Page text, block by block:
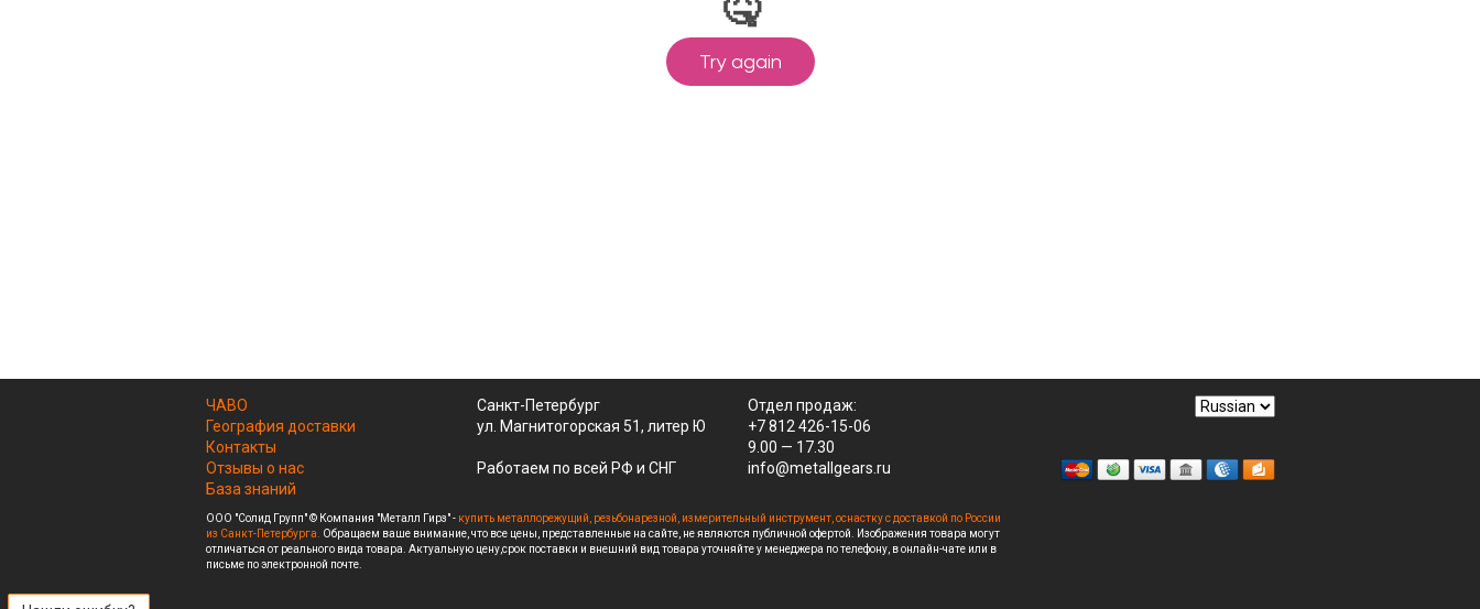
ЧАВО
География доставки
Контакты
Отзывы о нас
База знаний
Санкт-Петербург
ул. Магнитогорская 51, литер Ю
Работаем по всей РФ и СНГ
Отдел продаж:
+7 812 426-15-06
9.00 — 17.30
info@metallgears.ru
ООО "Солид Групп" © Компания "Металл Гирз" - купить металлорежущий, резьбонарезной, измерительный инструмент, оснастку с доставкой по России
из Санкт-Петербурга.
Обращаем ваше внимание, что все цены, представленные на сайте, не являются публичной офертой. Изображения товара могут
отличаться от реального вида товара. Актуальную цену,срок поставки и внешний вид товара уточняйте у менеджера по телефону, в онлайн-чате или в
письме по электронной почте.